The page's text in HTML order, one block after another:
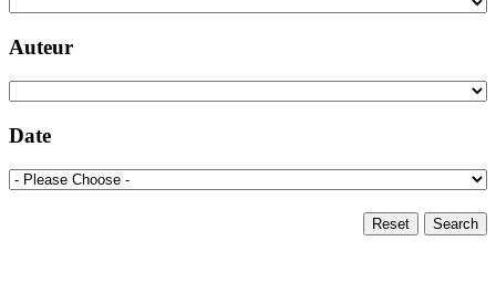
Auteur
Date
Search
Reset